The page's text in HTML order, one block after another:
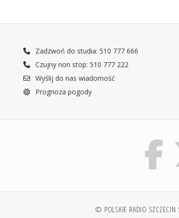
Zadzwoń do studia: 510 777 666
Czujny non stop: 510 777 222
Wyślij do nas wiadomość
Prognoza pogody
© POLSKIE RADIO SZCZECIN